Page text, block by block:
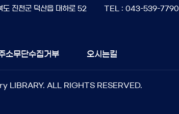
도 진천군 덕산읍 대하로 52 TEL : 043-539-7790
소무단수집거부 오시는길
ALL RIGHTS RESERVED.